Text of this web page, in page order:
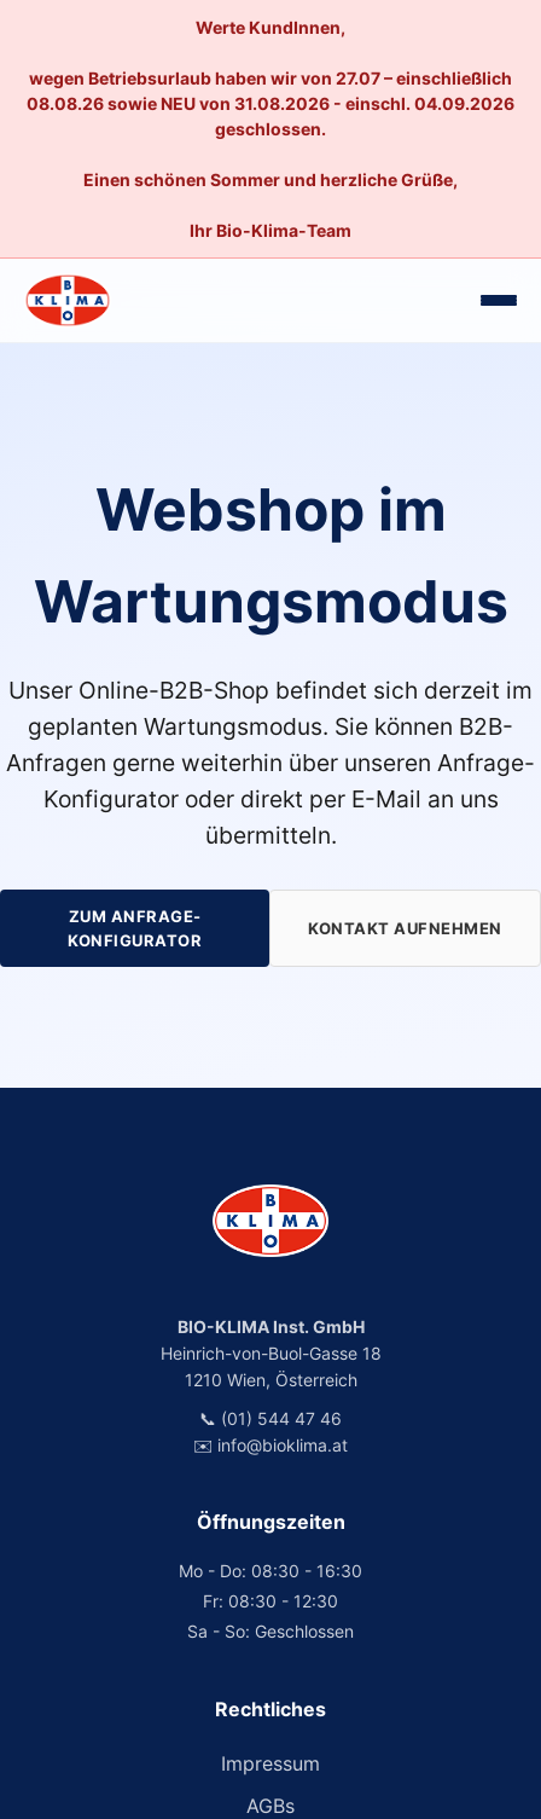
Werte KundInnen,
wegen Betriebsurlaub haben wir von 27.07 – einschließlich
08.08.26 sowie NEU von 31.08.2026 - einschl. 04.09.2026
geschlossen.
Einen schönen Sommer und herzliche Grüße,
Ihr Bio-Klima-Team
Webshop im
Wartungsmodus
Unser Online-B2B-Shop befindet sich derzeit im
geplanten Wartungsmodus. Sie können B2B-
Anfragen gerne weiterhin über unseren Anfrage-
Konfigurator oder direkt per E-Mail an uns
übermitteln.
ZUM ANFRAGE-
KONFIGURATOR
KONTAKT AUFNEHMEN
BIO-KLIMA Inst. GmbH
Heinrich-von-Buol-Gasse 18
1210 Wien, Österreich
📞 (01) 544 47 46
✉️ info@bioklima.at
Öffnungszeiten
Mo - Do: 08:30 - 16:30
Fr: 08:30 - 12:30
Sa - So: Geschlossen
Rechtliches
Impressum
AGBs